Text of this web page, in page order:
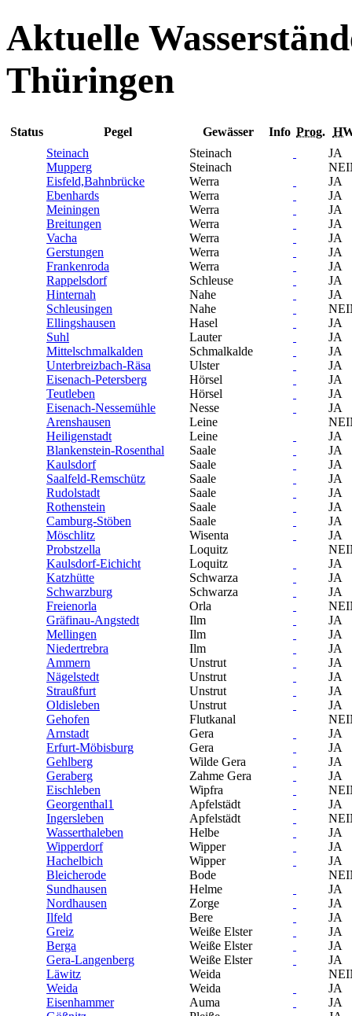
Aktuelle
Thüringen
Status Pegel Gewässer Info Prog.
Steinach
Steinach
JA
Mupperg
Steinach
Eisfeld,Bahnbrücke
Werra
JA
Ebenhards
Werra
JA
Meiningen
Werra
JA
Breitungen
Werra
JA
Vacha
Werra
JA
Gerstungen
Werra
JA
Frankenroda
Werra
JA
Rappelsdorf
Schleuse
JA
Hinternah
Nahe
JA
Schleusingen
Nahe
Ellingshausen
Hasel
JA
Suhl
Lauter
JA
Mittelschmalkalden
Schmalkalde
JA
Unterbreizbach-Räsa
Ulster
JA
Eisenach-Petersberg
Hörsel
JA
Teutleben
Hörsel
JA
Eisenach-Nessemühle
Nesse
JA
Arenshausen
Leine
Heiligenstadt
Leine
JA
Blankenstein-Rosenthal
Saale
JA
Kaulsdorf
Saale
JA
Saalfeld-Remschütz
Saale
JA
Rudolstadt
Saale
JA
Rothenstein
Saale
JA
Camburg-Stöben
Saale
JA
Möschlitz
Wisenta
JA
Probstzella
Loquitz
Kaulsdorf-Eichicht
Loquitz
JA
Katzhütte
Schwarza
JA
Schwarzburg
Schwarza
JA
Freienorla
Orla
Gräfinau-Angstedt
Ilm
JA
Mellingen
Ilm
JA
Niedertrebra
Ilm
JA
Ammern
Unstrut
JA
Nägelstedt
Unstrut
JA
Straußfurt
Unstrut
JA
Oldisleben
Unstrut
JA
Gehofen
Flutkanal
Arnstadt
Gera
JA
Erfurt-Möbisburg
Gera
JA
Gehlberg
Wilde Gera
JA
Geraberg
Zahme Gera
JA
Eischleben
Wipfra
Georgenthal1
Apfelstädt
JA
Ingersleben
Apfelstädt
Wasserthaleben
Helbe
JA
Wipperdorf
Wipper
JA
Hachelbich
Wipper
JA
Bleicherode
Bode
Sundhausen
Helme
JA
Nordhausen
Zorge
JA
Ilfeld
Bere
JA
Greiz
Weiße Elster
JA
Berga
Weiße Elster
JA
Gera-Langenberg
Weiße Elster
JA
Läwitz
Weida
Weida
Weida
JA
Eisenhammer
Auma
JA